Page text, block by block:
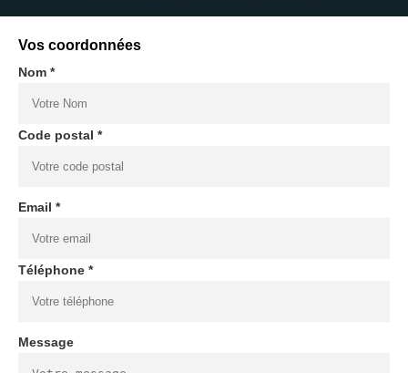
Vos coordonnées
Nom *
Code postal *
Email *
Téléphone *
Message